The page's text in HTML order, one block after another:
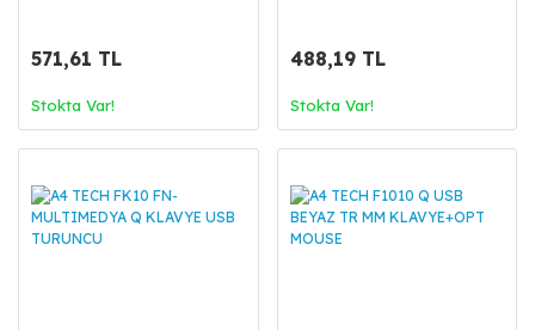
571,61 TL
Stokta Var!
488,19 TL
Stokta Var!